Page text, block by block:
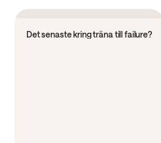
Det senaste kring träna till failure?